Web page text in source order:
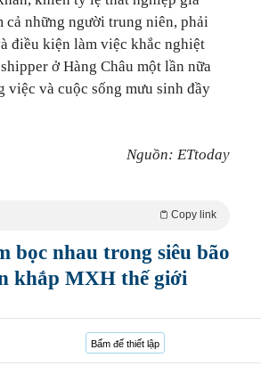
những người trung niên, phải
điều kiện làm việc khắc nghiệt
ở Hàng Châu một lần nữa
việc và cuộc sống mưu sinh đầy
Nguồn: ETtoday
Copy link
bọc nhau trong siêu bão
khắp MXH thế giới
Bấm để thiết lập